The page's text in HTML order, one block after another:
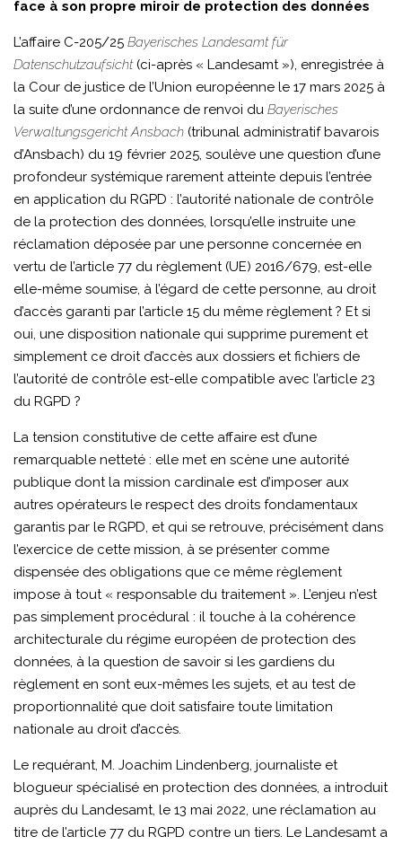
205-
25-
11K
face à son propre miroir de protection des données
L’affaire C-205/25 Bayerisches Landesamt für
Datenschutzaufsicht(ci-après « Landesamt »), enregistrée à
la Cour de justice de l’Union européenne le 17 mars 2025 à
la suite d’une ordonnance de renvoi du Bayerisches
Verwaltungsgericht Ansbach (tribunal administratif bavarois
d’Ansbach) du 19 février 2025, soulève une question d’une
profondeur systémique rarement atteinte depuis l’entrée
en application du RGPD : l’autorité nationale de contrôle
de la protection des données, lorsqu’elle instruite une
réclamation déposée par une personne concernée en
vertu de l’article 77 du règlement (UE) 2016/679, est-elle
elle-même soumise, à l’égard de cette personne, au droit
d’accès garanti par l’article 15 du même règlement ? Et si
oui, une disposition nationale qui supprime purement et
simplement ce droit d’accès aux dossiers et fichiers de
l’autorité de contrôle est-elle compatible avec l’article 23
du RGPD ?
La tension constitutive de cette affaire est d’une
remarquable netteté : elle met en scène une autorité
publique dont la mission cardinale est d’imposer aux
autres opérateurs le respect des droits fondamentaux
garantis par le RGPD, et qui se retrouve, précisément dans
l’exercice de cette mission, à se présenter comme
dispensée des obligations que ce même règlement
impose à tout « responsable du traitement ». L’enjeu n’est
pas simplement procédural : il touche à la cohérence
architecturale du régime européen de protection des
données, à la question de savoir si les gardiens du
règlement en sont eux-mêmes les sujets, et au test de
proportionnalité que doit satisfaire toute limitation
nationale au droit d’accès.
Le requérant, M. Joachim Lindenberg, journaliste et
blogueur spécialisé en protection des données, a introduit
auprès du Landesamt, le 13 mai 2022, une réclamation au
titre de l’article 77 du RGPD contre un tiers. Le Landesamt a